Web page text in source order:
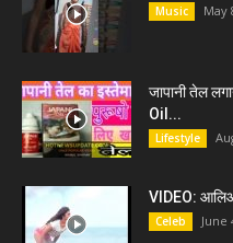
Music May
जापानी तेल
Oil...
Lifestyle
VIDEO:
Celeb June